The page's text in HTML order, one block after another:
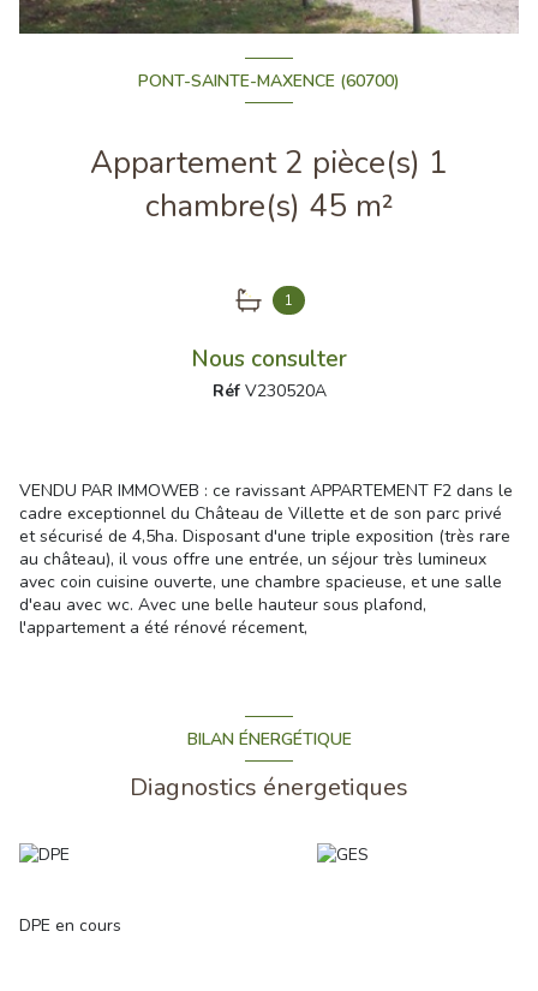
PONT-SAINTE-MAXENCE (60700)
Appartement 2 pièce(s) 1
chambre(s) 45 m²
1
Nous consulter
Réf V230520A
VENDU PAR IMMOWEB : ce ravissant APPARTEMENT F2 dans le
cadre exceptionnel du Château de Villette et de son parc privé
et sécurisé de 4,5ha. Disposant d'une triple exposition (très rare
au château), il vous offre une entrée, un séjour très lumineux
avec coin cuisine ouverte, une chambre spacieuse, et une salle
d'eau avec wc. Avec une belle hauteur sous plafond,
l'appartement a été rénové récement,
BILAN ÉNERGÉTIQUE
Diagnostics énergetiques
DPE en cours